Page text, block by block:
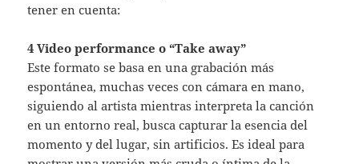
tener en cuenta:
4 Video performance o “Take away”
Este formato se basa en una grabación más
espontánea, muchas veces con cámara en mano,
siguiendo al artista mientras interpreta la canción
en un entorno real, busca capturar la esencia del
momento y del lugar, sin artificios. Es ideal para